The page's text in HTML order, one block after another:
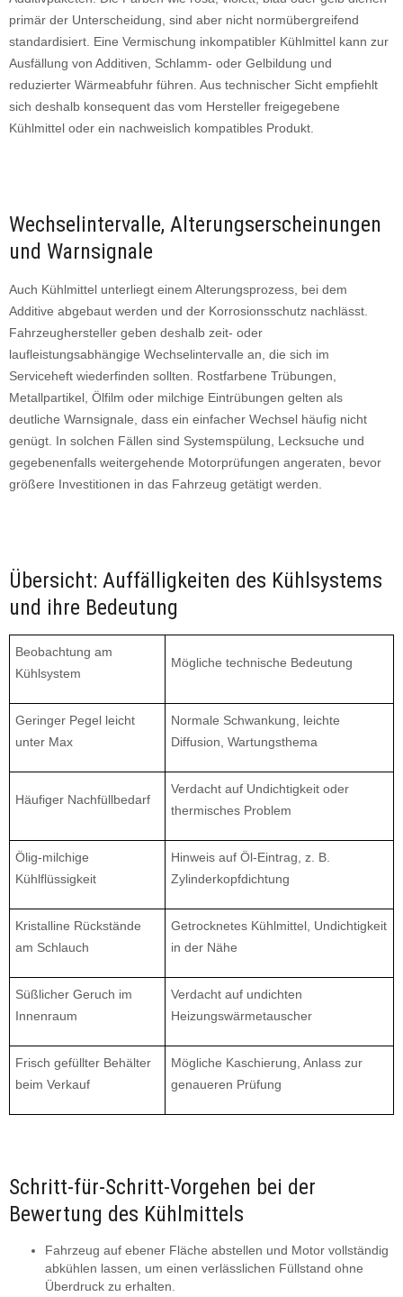
primär der Unterscheidung, sind aber nicht normübergreifend
standardisiert. Eine Vermischung inkompatibler Kühlmittel kann zur
Ausfällung von Additiven, Schlamm- oder Gelbildung und
reduzierter Wärmeabfuhr führen. Aus technischer Sicht empfiehlt
sich deshalb konsequent das vom Hersteller freigegebene
Kühlmittel oder ein nachweislich kompatibles Produkt.
Wechselintervalle, Alterungserscheinungen
und Warnsignale
Auch Kühlmittel unterliegt einem Alterungsprozess, bei dem
Additive abgebaut werden und der Korrosionsschutz nachlässt.
Fahrzeughersteller geben deshalb zeit- oder
laufleistungsabhängige Wechselintervalle an, die sich im
Serviceheft wiederfinden sollten. Rostfarbene Trübungen,
Metallpartikel, Ölfilm oder milchige Eintrübungen gelten als
deutliche Warnsignale, dass ein einfacher Wechsel häufig nicht
genügt. In solchen Fällen sind Systemspülung, Lecksuche und
gegebenenfalls weitergehende Motorprüfungen angeraten, bevor
größere Investitionen in das Fahrzeug getätigt werden.
Übersicht: Auffälligkeiten des Kühlsystems
und ihre Bedeutung
Beobachtung am
Kühlsystem
Mögliche technische Bedeutung
Geringer Pegel leicht
unter Max
Normale Schwankung, leichte
Diffusion, Wartungsthema
Häufiger Nachfüllbedarf
Verdacht auf Undichtigkeit oder
thermisches Problem
Ölig-milchige
Kühlflüssigkeit
Hinweis auf Öl-Eintrag, z. B.
Zylinderkopfdichtung
Kristalline Rückstände
am Schlauch
Getrocknetes Kühlmittel, Undichtigkeit
in der Nähe
Süßlicher Geruch im
Innenraum
Verdacht auf undichten
Heizungswärmetauscher
Frisch gefüllter Behälter
beim Verkauf
Mögliche Kaschierung, Anlass zur
genaueren Prüfung
Schritt-für-Schritt-Vorgehen bei der
Bewertung des Kühlmittels
Fahrzeug auf ebener Fläche abstellen und Motor vollständig
abkühlen lassen, um einen verlässlichen Füllstand ohne
Überdruck zu erhalten.